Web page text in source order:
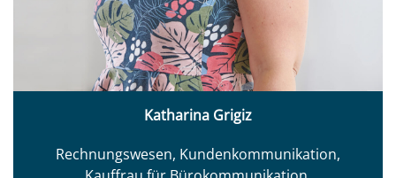
Katharina Grigiz
Rechnungswesen, Kundenkommunikation,